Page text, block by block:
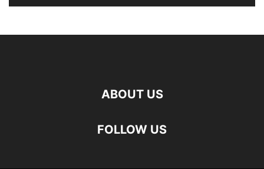
ABOUT US
FOLLOW US